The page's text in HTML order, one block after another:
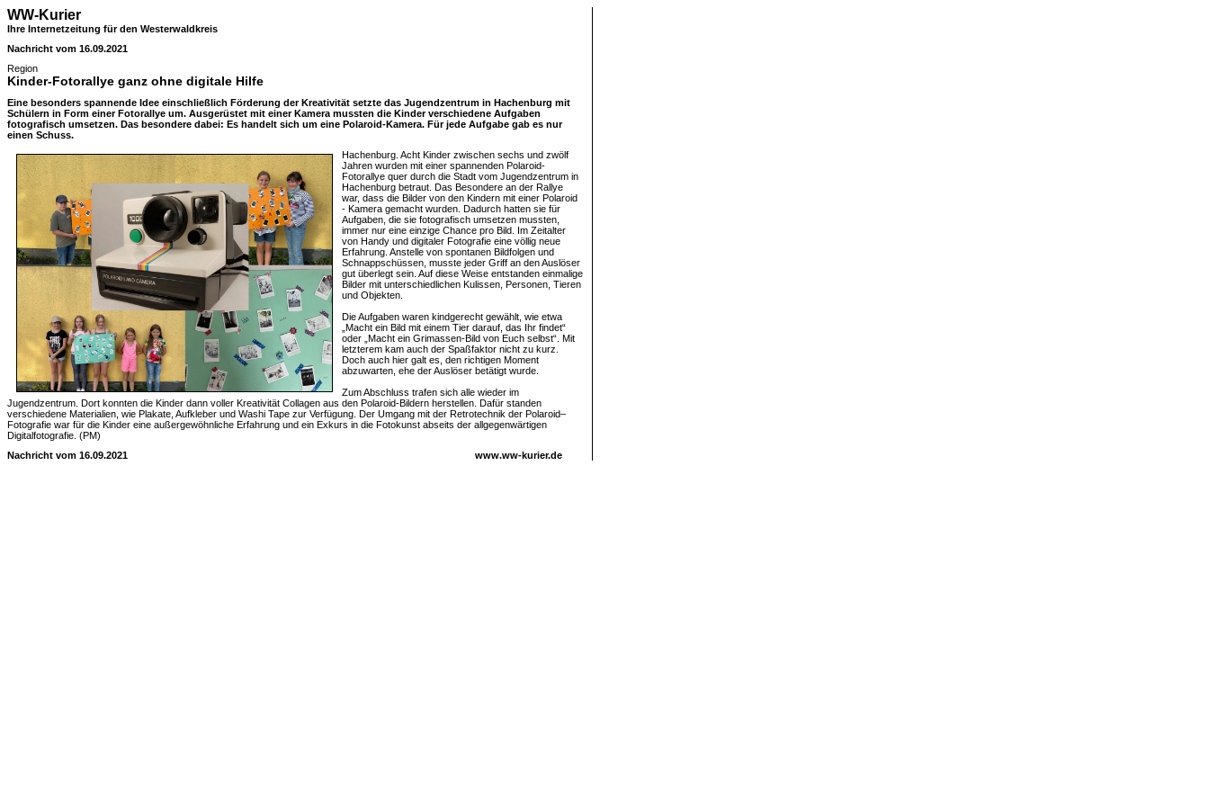
WW-Kurier
Ihre Internetzeitung für den Westerwaldkreis
Nachricht vom 16.09.2021
Region
Kinder-Fotorallye ganz ohne digitale Hilfe
Eine besonders spannende Idee einschließlich Förderung der Kreativität setzte das Jugendzentrum in Hachenburg mit
Schülern in Form einer Fotorallye um. Ausgerüstet mit einer Kamera mussten die Kinder verschiedene Aufgaben
fotografisch umsetzen. Das besondere dabei: Es handelt sich um eine Polaroid-Kamera. Für jede Aufgabe gab es nur
einen Schuss.
Hachenburg. Acht Kinder zwischen sechs und zwölf
Jahren wurden mit einer spannenden Polaroid-
Fotorallye quer durch die Stadt vom Jugendzentrum in
Hachenburg betraut. Das Besondere an der Rallye
war, dass die Bilder von den Kindern mit einer Polaroid
- Kamera gemacht wurden. Dadurch hatten sie für
Aufgaben, die sie fotografisch umsetzen mussten,
immer nur eine einzige Chance pro Bild. Im Zeitalter
von Handy und digitaler Fotografie eine völlig neue
Erfahrung. Anstelle von spontanen Bildfolgen und
Schnappschüssen, musste jeder Griff an den Auslöser
gut überlegt sein. Auf diese Weise entstanden einmalige
Bilder mit unterschiedlichen Kulissen, Personen, Tieren
und Objekten.
Die Aufgaben waren kindgerecht gewählt, wie etwa
„Macht ein Bild mit einem Tier darauf, das Ihr findet“
oder „Macht ein Grimassen-Bild von Euch selbst“. Mit
letzterem kam auch der Spaßfaktor nicht zu kurz.
Doch auch hier galt es, den richtigen Moment
abzuwarten, ehe der Auslöser betätigt wurde.
Zum Abschluss trafen sich alle wieder im
Jugendzentrum. Dort konnten die Kinder dann voller Kreativität Collagen aus den Polaroid-Bildern herstellen. Dafür standen
verschiedene Materialien, wie Plakate, Aufkleber und Washi Tape zur Verfügung. Der Umgang mit der Retrotechnik der Polaroid–
Fotografie war für die Kinder eine außergewöhnliche Erfahrung und ein Exkurs in die Fotokunst abseits der allgegenwärtigen
Digitalfotografie. (PM)
Nachricht vom 16.09.2021
www.ww-kurier.de